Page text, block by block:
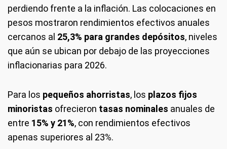
perdiendo frente a la inflación. Las colocaciones en
pesos mostraron rendimientos efectivos anuales
cercanos al 25,3% para grandes depósitos, niveles
que aún se ubican por debajo de las proyecciones
inflacionarias para 2026.
Para los pequeños ahorristas, los plazos fijos
minoristas ofrecieron tasas nominales anuales de
entre 15% y 21%, con rendimientos efectivos
apenas superiores al 23%.